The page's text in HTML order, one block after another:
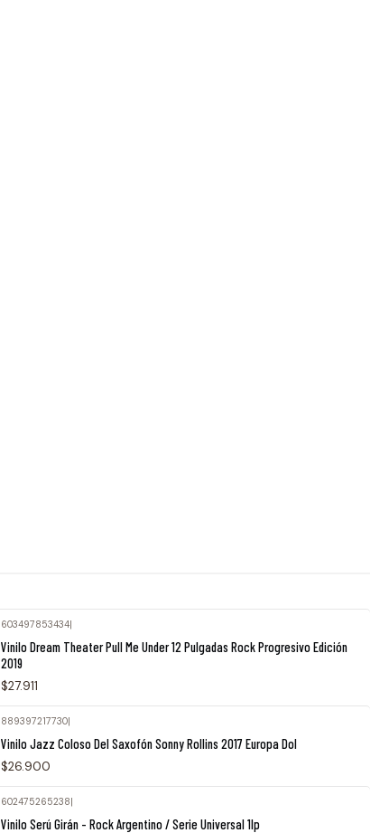
603497853434|
Vinilo Dream Theater Pull Me Under 12 Pulgadas Rock Progresivo Edición
2019
$27.911
889397217730|
Vinilo Jazz Coloso Del Saxofón Sonny Rollins 2017 Europa Dol
$26.900
602475265238
Vinilo Serú Girán - Rock Argentino / Serie Universal 1lp